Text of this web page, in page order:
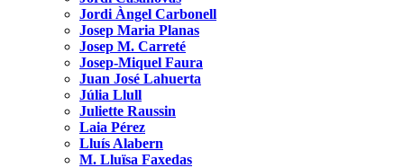
Jordi Àngel Carbonell
Josep Maria Planas
Josep M. Carreté
Josep-Miquel Faura
Juan José Lahuerta
Júlia Llull
Juliette Raussin
Laia Pérez
Lluís Alabern
M. Lluïsa Faxedas